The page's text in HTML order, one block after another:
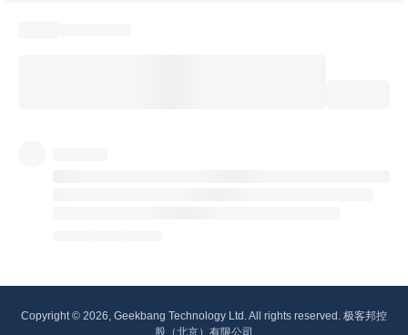
Copyright © 2026, Geekbang Technology Ltd. All rights reserved. 极客邦控
股（北京）有限公司